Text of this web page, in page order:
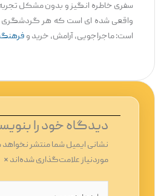
سفری خاطره‌ انگیز و بدون مشکل تجربه
واقعی ‌شده ‌ای است که هر گردشگری در
است: ماجراجویی، آرامش، خرید و فرهنگ.
دیدگاه‌ خود را
نشانی ایمیل شما منتشر نخواهد
موردنیاز علامت‌گذاری شده‌اند*